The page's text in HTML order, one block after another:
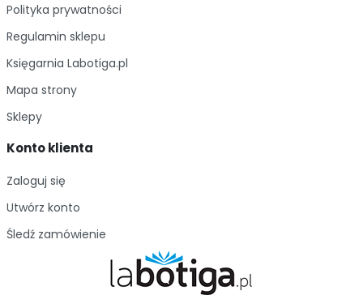
Polityka prywatności
Regulamin sklepu
Księgarnia Labotiga.pl
Mapa strony
Sklepy
Konto klienta
Zaloguj się
Utwórz konto
Śledź zamówienie